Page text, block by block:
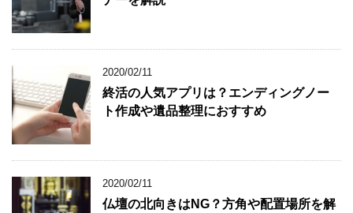
2020/02/11
終活の人気アプリは？エンディングノー
ト作成や遺品整理におすすめ
2020/02/11
仏壇の北向きはNG？方角や配置場所を解